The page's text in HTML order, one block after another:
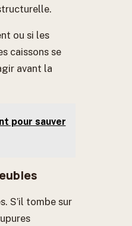
ou si les
caissons se
avant la
pour sauver
S’il tombe sur